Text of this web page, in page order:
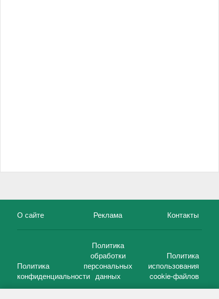
О сайте Реклама Контакты
Политика
конфиденциальности
Политика
обработки
персональных
данных
Политика
использования
cookie-файлов